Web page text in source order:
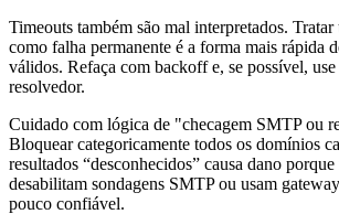
Timeouts também são mal interpretados.
como falha permanente é a forma mais rápida
válidos. Refaça com backoff e, se possível,
resolvedor.
Cuidado com lógica de "checagem SMTP ou
Bloquear categoricamente todos os domínios
resultados “desconhecidos” causa dano
desabilitam sondagens SMTP ou usam
pouco confiável.